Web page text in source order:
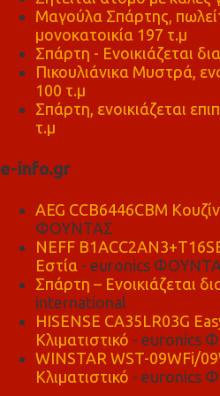
Μαγούλα Σπάρτης,
μονοκατοικία 197 τ.μ
Σπάρτη - Ενοικιάζεται
Πικουλιάνικα Μυστρά,
100 τ.μ
Σπάρτη, ενοικιάζεται
τ.μ
e-info.gr
AEG CCB6446CBM
ΦΟΥΝΤΑΣ
NEFF
Εστία - euronics
Σπάρτη – Ενοικιάζεται
international
HISENSE CA35LR03G
Κλιματιστικό - euronics
WINSTAR WST-09WFi/
Κλιματιστικό - euronics